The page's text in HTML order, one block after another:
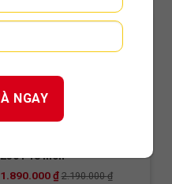
2301 18 Inch
1.890.000₫ 2.190.000₫